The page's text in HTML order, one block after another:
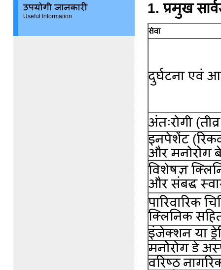
उपयोगी जानकारी
Useful Information
1. प्रमुख
सेवा
दुर्घटना एवं
अंतःरोगी
इनपेशेंट
और मनोरोग
विशेषज्ञ
और संबद्ध
पारिवारिक
क्लिनिक
इंजेक्शन या
मनोरोग डे
वरिष्ठ